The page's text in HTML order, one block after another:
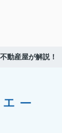
動産屋が解説！